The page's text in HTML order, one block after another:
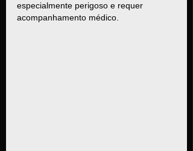
especialmente perigoso e requer
acompanhamento médico.